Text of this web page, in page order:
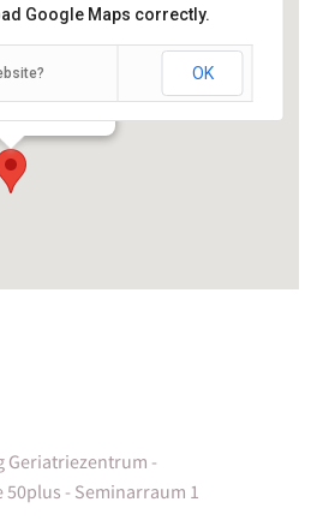
Google Maps correctly.
OK
Geriatriezentrum -
- Seminarraum 1